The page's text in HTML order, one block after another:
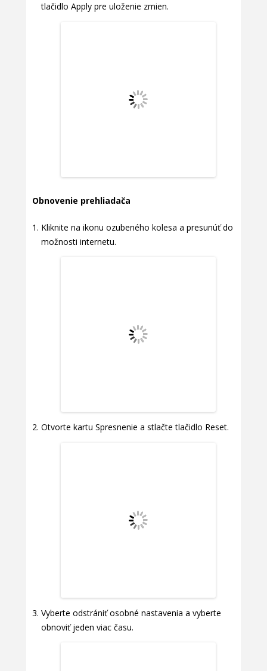
tlačidlo Apply pre uloženie zmien.
Obnovenie prehliadača
Kliknite na ikonu ozubeného kolesa a presunúť do
možnosti internetu.
Otvorte kartu Spresnenie a stlačte tlačidlo Reset.
Vyberte odstrániť osobné nastavenia a vyberte
obnoviť jeden viac času.